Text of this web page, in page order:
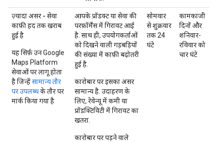
ज़्यादा असर - सेवा
काफ़ी हद तक खराब
हुई है
यह सिर्फ़ उन Google
Maps Platform
सेवाओं पर लागू होता
है जिन्हेंसामान्य तौर
पर उपलब्धके तौर पर
मार्क किया गया है
आपके प्रॉडक्ट या सेवा की
परफ़ॉर्मेंस में गिरावट आई
है. साथ ही, उपयोगकर्ताओं
को दिखने वाली गड़बड़ियों
की संख्या में काफ़ी बढ़ोतरी
हुई है.
कारोबार पर इसका असर
सामान्य है. उदाहरण के
लिए, रेवेन्यू में कमी या
प्रॉडक्टिविटी में गिरावट का
खतरा.
कारोबार पर पड़ने वाले
सोमवार
से शुक्रवार
तक 24
घंटे
कामकाजी
दिनों और
शनिवार-
रविवार को
चार घंटे